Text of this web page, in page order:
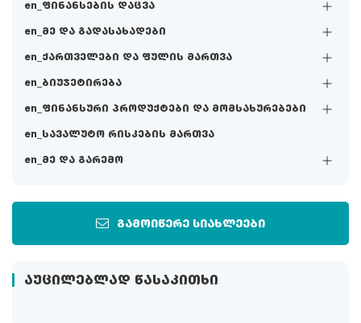
en_ფინანსების დაცვა
en_მე და გადასახადები
en_ქართველები და ფულის მართვა
en_ბიუჯეტირება
en_ფინანსური პროდუქტები და მომსახურებები
en_სავალუტო რისკების მართვა
en_მე და გარემო
გამოიწერე სიახლეები
ᲐᲣᲪᲘᲚᲔᲑᲚᲐᲓ ᲬᲐᲡᲐᲙᲘᲗᲮᲘ